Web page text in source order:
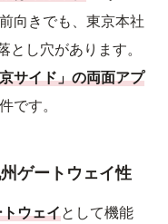
向きでも、東京本社
し穴があります。
サイド」の両面アプ
です。
ゲートウェイ性
ウェイとして機能